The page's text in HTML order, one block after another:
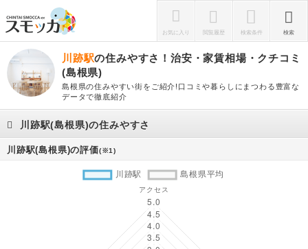
お気に入り 閲覧履歴 検索条件 検索
川跡駅の住みやすさ！治安・家賃相場・クチコミ
(島根県)
島根県の住みやすい街をご紹介!口コミや暮らしにまつわる豊富な
データで徹底紹介
川跡駅(島根県)の住みやすさ
川跡駅(島根県)の評価(※1)